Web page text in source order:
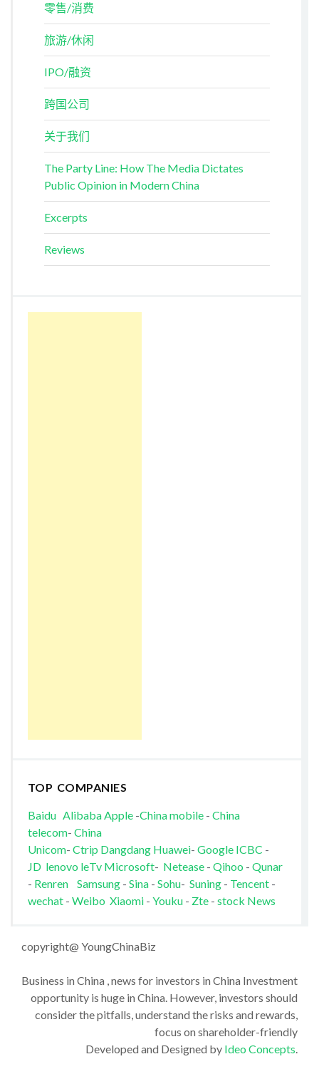
零售/消费
旅游/休闲
IPO/融资
跨国公司
关于我们
The Party Line: How The Media Dictates
Public Opinion in Modern China
Excerpts
Reviews
TOP COMPANIES
Baidu AlibabaApple-China mobile- China
telecom- China
Unicom- Ctrip Dangdang Huawei- Google ICBC -
JD lenovo leTv Microsoft- Netease- Qihoo - Qunar
- Renren Samsung- Sina- Sohu- Suning- Tencent-
wechat - Weibo Xiaomi- Youku - Zte- stock News
copyright@ YoungChinaBiz
Business in China , news for investors in China Investment
opportunity is huge in China. However, investors should
consider the pitfalls, understand the risks and rewards,
focus on shareholder-friendly
Developed and Designed by Ideo Concepts.